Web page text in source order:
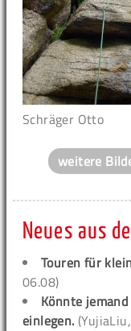
Schräger Otto
weitere
Neues aus
Touren für
06.08)
Könnte
einlegen.